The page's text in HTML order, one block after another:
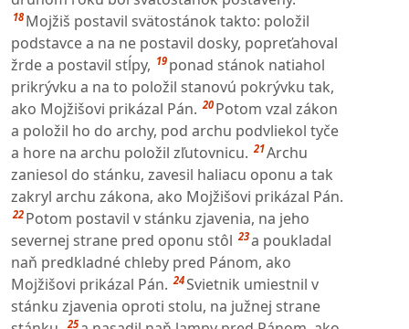
18 Mojžiš postavil svätostánok takto: položil
podstavce a na ne postavil dosky, popreťahoval
žrde a postavil stĺpy, 19 ponad stánok natiahol
prikrývku a na to položil stanovú pokrývku tak,
ako Mojžišovi prikázal Pán. 20 Potom vzal zákon
a položil ho do archy, pod archu podvliekol tyče
a hore na archu položil zľutovnicu. 21Archu
zaniesol do stánku, zavesil haliacu oponu a tak
zakryl archu zákona, ako Mojžišovi prikázal Pán.
22 Potom postavil v stánku zjavenia, na jeho
severnej strane pred oponu stôl 23a poukladal
naň predkladné chleby pred Pánom, ako
Mojžišovi prikázal Pán. 24Svietnik umiestnil v
stánku zjavenia oproti stolu, na južnej strane
25